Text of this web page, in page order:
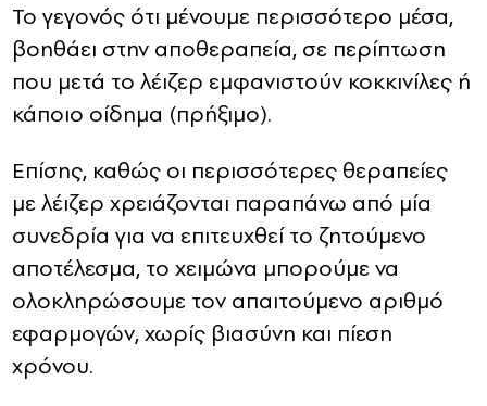
Το γεγονός ότι μένουμε περισσότερο μέσα,
βοηθάει στην αποθεραπεία, σε περίπτωση
που μετά το λέιζερ εμφανιστούν κοκκινίλες ή
κάποιο οίδημα (πρήξιμο).
Επίσης, καθώς οι περισσότερες θεραπείες
με λέιζερ χρειάζονται παραπάνω από μία
συνεδρία για να επιτευχθεί το ζητούμενο
αποτέλεσμα, το χειμώνα μπορούμε να
ολοκληρώσουμε τον απαιτούμενο αριθμό
εφαρμογών, χωρίς βιασύνη και πίεση
χρόνου.